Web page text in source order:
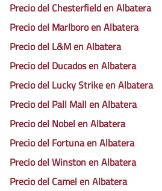
Precio del Chesterfield en Albatera
Precio del Marlboro en Albatera
Precio del L&M en Albatera
Precio del Ducados en Albatera
Precio del Lucky Strike en Albatera
Precio del Pall Mall en Albatera
Precio del Nobel en Albatera
Precio del Fortuna en Albatera
Precio del Winston en Albatera
Precio del Camel en Albatera